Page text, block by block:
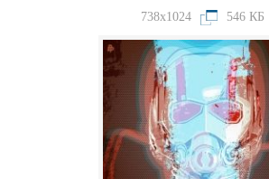
738x1024 546 КБ